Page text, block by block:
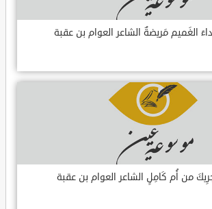
الغَميم مَريضةٌ الشاعر العوام بن عقبة
من أُم كَامِلٍ الشاعر العوام بن عقبة